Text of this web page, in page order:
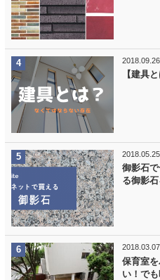
2018.09.26
【建具
2018.05.25
御影石
る御影石
2018.03.07
保育室
い！で